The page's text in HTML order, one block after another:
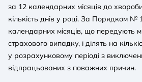
за 12 календарних місяців до хвороби
кількість днів у році. За Порядком №
календарних місяців, що передують
страхового випадку, і ділять на
у розрахунковому періоді з
відпрацьованих з поважних причин.